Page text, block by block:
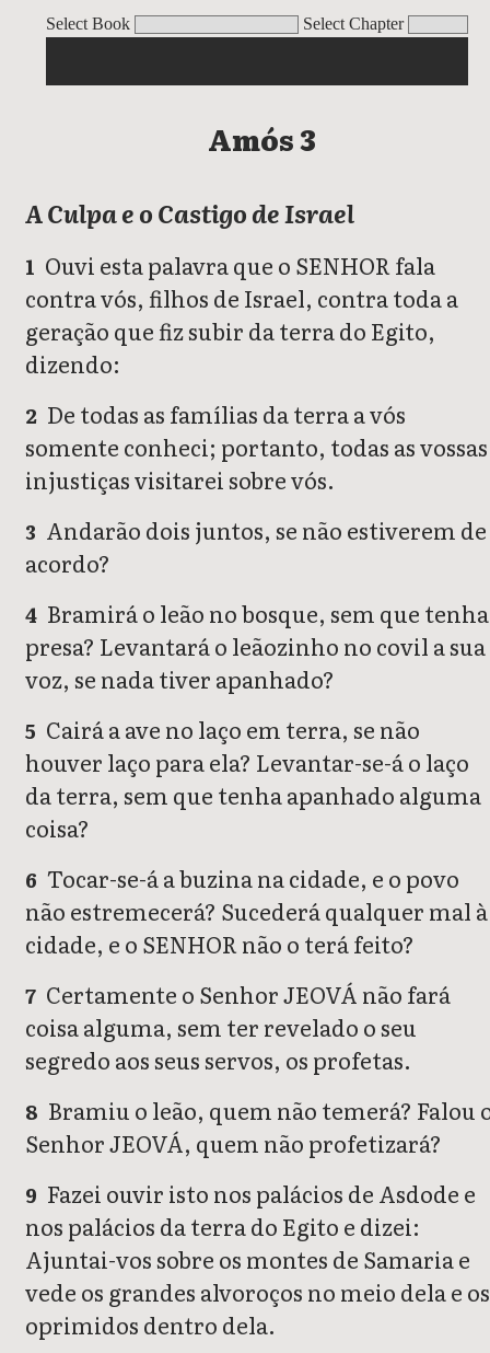
Select Book Select Chapter
Amós
Amós 3
A Culpa e o Castigo de Israel
1 Ouvi esta palavra que o SENHOR fala
contra vós, filhos de Israel, contra toda a
geração que fiz subir da terra do Egito,
dizendo:
2 De todas as famílias da terra a vós
somente conheci; portanto, todas as vossas
injustiças visitarei sobre vós.
3 Andarão dois juntos, se não estiverem de
acordo?
4 Bramirá o leão no bosque, sem que tenha
presa? Levantará o leãozinho no covil a sua
voz, se nada tiver apanhado?
5 Cairá a ave no laço em terra, se não
houver laço para ela? Levantar-se-á o laço
da terra, sem que tenha apanhado alguma
coisa?
6 Tocar-se-á a buzina na cidade, e o povo
não estremecerá? Sucederá qualquer mal à
cidade, e o SENHOR não o terá feito?
7 Certamente o Senhor JEOVÁ não fará
coisa alguma, sem ter revelado o seu
segredo aos seus servos, os profetas.
8 Bramiu o leão, quem não temerá? Falou
Senhor JEOVÁ, quem não profetizará?
9 Fazei ouvir isto nos palácios de Asdode e
nos palácios da terra do Egito e dizei:
Ajuntai-vos sobre os montes de Samaria e
vede os grandes alvoroços no meio dela e os
oprimidos dentro dela.